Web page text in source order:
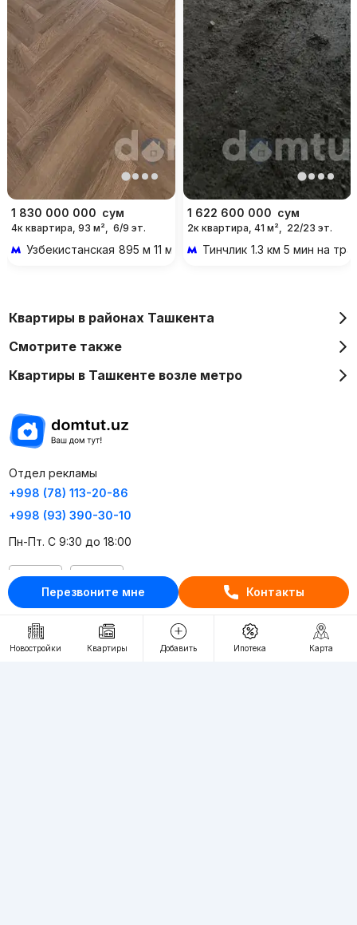
Перезвоните мне Контакты
1 830 000 000 сум
4к квартира, 93 м², 6/9 эт.
Узбекистанская 895 м 11 мин пешком
1 622 600 000 сум
2к квартира, 41 м², 22/23 эт.
Тинчлик 1.3 км 5 мин на
Новостройки Квартиры Добавить Ипотека Карта
Квартиры в районах Ташкента
Смотрите также
Квартиры в Ташкенте возле метро
Отдел рекламы
+998 (78) 113-20-86
+998 (93) 390-30-10
Пн-Пт. С 9:30 до 18:00
Контакты
О проекте